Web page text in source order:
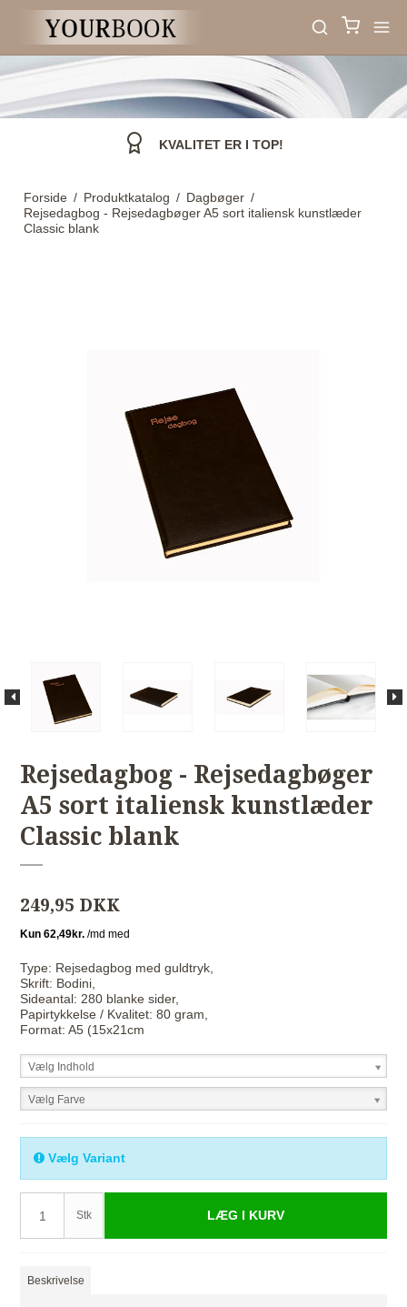
KVALITET ER I TOP!
Forside / Produktkatalog / Dagbøger /
Rejsedagbog - Rejsedagbøger A5 sort italiensk kunstlæder
Classic blank
Rejsedagbog - Rejsedagbøger
A5 sort italiensk kunstlæder
Classic blank
249,95 DKK
Type: Rejsedagbog med guldtryk,
Skrift: Bodini,
Sideantal: 280 blanke sider,
Papirtykkelse / Kvalitet: 80 gram,
Format: A5 (15x21cm
Vælg Indhold
Vælg Farve
Vælg Variant
Stk LÆG I KURV
Beskrivelse